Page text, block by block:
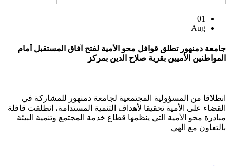
01
Aug
جامعة دمنهور تطلق قوافل محو الأمية لفتح آفاق المستقبل أمام
المواطنين الأميين بقرية صلاح الدين بمركز
انطلاقا من المسؤولية المجتمعية لجامعة دمنهور للمشاركة في
القضاء على الأمية تحقيقا لأهداف التنمية المستدامة، انطلقت قافلة
مبادرة محو الأمية التي ينظمها قطاع خدمة المجتمع وتنمية البيئة
بالتعاون مع الهي